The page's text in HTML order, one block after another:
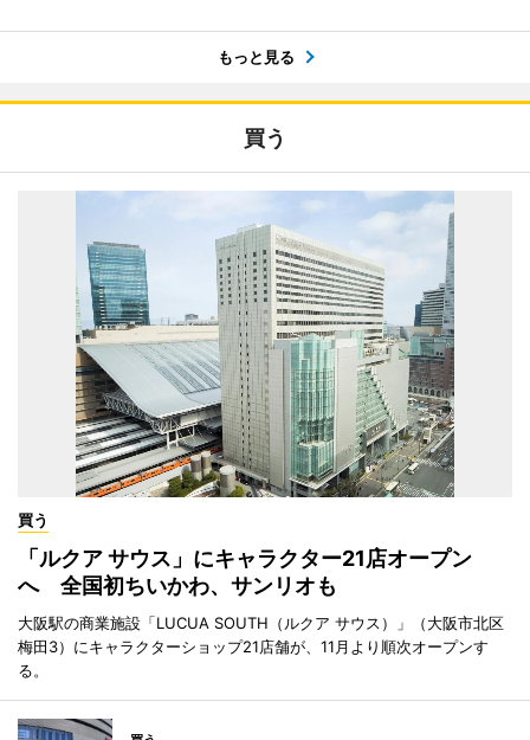
もっと見る
買う
買う
「ルクア サウス」にキャラクター21店オープン
へ 全国初ちいかわ、サンリオも
大阪駅の商業施設「LUCUA SOUTH（ルクア サウス）」（大阪市北区
梅田3）にキャラクターショップ21店舗が、11月より順次オープンす
る。